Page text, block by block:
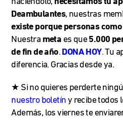
Deambulantes, nuestras
existe porque personas
Nuestra meta es que5.000
de fin de año. DONA HOY.Tu
diferencia. Gracias desde ya.
★ Si no quieres perderte
nuestro boletín y recibe todos
Además, los viernes te